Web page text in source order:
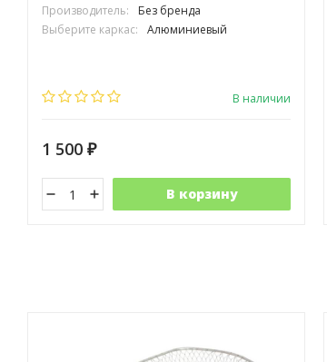
Производитель:
Без бренда
Выберите каркас:
Алюминиевый
В наличии
1 500 ₽
В корзину